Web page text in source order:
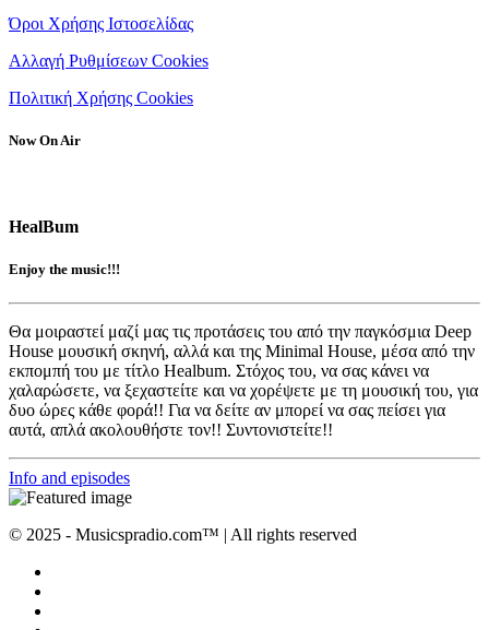
Όροι Χρήσης Ιστοσελίδας
Αλλαγή Ρυθμίσεων Cookies
Πολιτική Χρήσης Cookies
Now On Air
HealBum
Enjoy the music!!!
Θα μοιραστεί μαζί μας τις προτάσεις του από την παγκόσμια Deep
House μουσική σκηνή, αλλά και της Minimal House, μέσα από την
εκπομπή του με τίτλο Healbum. Στόχος του, να σας κάνει να
χαλαρώσετε, να ξεχαστείτε και να χορέψετε με τη μουσική του, για
δυο ώρες κάθε φορά!! Για να δείτε αν μπορεί να σας πείσει για
αυτά, απλά ακολουθήστε τον!! Συντονιστείτε!!
Info and episodes
© 2025 - Musicspradio.com™ | All rights reserved